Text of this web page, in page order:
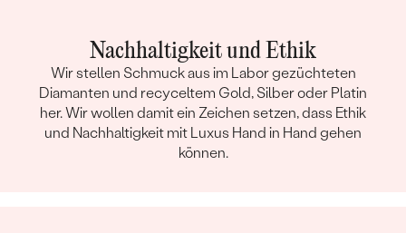
Nachhaltigkeit und Ethik
Wir stellen Schmuck aus im Labor gezüchteten
Diamanten und recyceltem Gold, Silber oder Platin
her. Wir wollen damit ein Zeichen setzen, dass Ethik
und Nachhaltigkeit mit Luxus Hand in Hand gehen
können.